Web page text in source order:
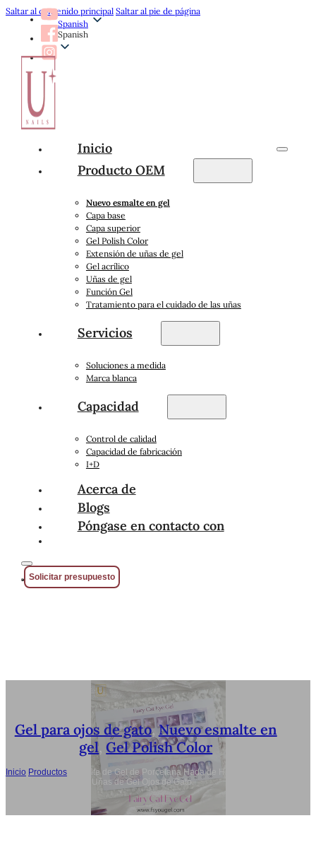
Saltar al contenido principal Saltar al pie de página
Spanish
Spanish
Inicio
Producto OEM
Nuevo esmalte en gel
Capa base
Capa superior
Gel Polish Color
Extensión de uñas de gel
Gel acrílico
Uñas de gel
Función Gel
Tratamiento para el cuidado de las uñas
Servicios
Soluciones a medida
Marca blanca
Capacidad
Control de calidad
Capacidad de fabricación
I+D
Acerca de
Blogs
Póngase en contacto con
Solicitar presupuesto
Gel para ojos de gato,Nuevo esmalte en
gel,Gel Polish Color
Inicio Productos
Esmalte de Gel de Porcelana Hada de Hielo 8 Colores
No Tóxico Esmalte de Uñas de Gel Ojos de Gato